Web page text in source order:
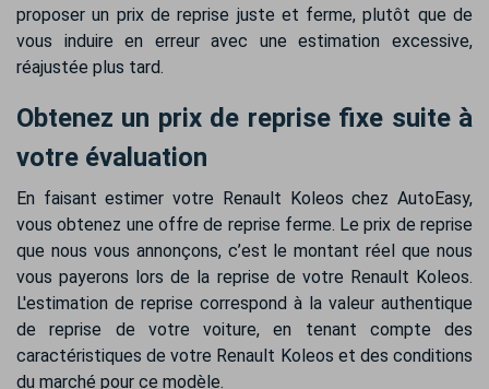
proposer un prix de reprise juste et ferme, plutôt que de
vous induire en erreur avec une estimation excessive,
réajustée plus tard.
Obtenez un prix de reprise fixe suite à
votre évaluation
En faisant estimer votre Renault Koleos chez AutoEasy,
vous obtenez une offre de reprise ferme. Le prix de reprise
que nous vous annonçons, c’est le montant réel que nous
vous payerons lors de la reprise de votre Renault Koleos.
L'estimation de reprise correspond à la valeur authentique
de reprise de votre voiture, en tenant compte des
caractéristiques de votre Renault Koleos et des conditions
du marché pour ce modèle.